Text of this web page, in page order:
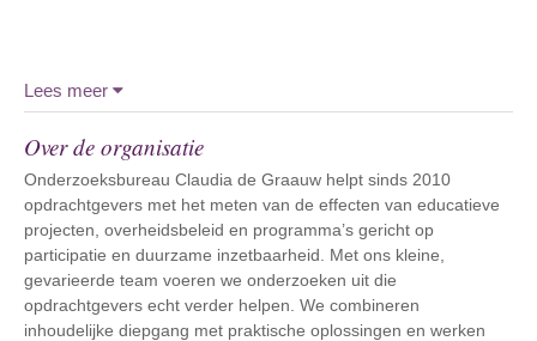
Lees meer
Over de organisatie
Onderzoeksbureau Claudia de Graauw helpt sinds 2010
opdrachtgevers met het meten van de effecten van educatieve
projecten, overheidsbeleid en programma’s gericht op
participatie en duurzame inzetbaarheid. Met ons kleine,
gevarieerde team voeren we onderzoeken uit die
opdrachtgevers echt verder helpen. We combineren
inhoudelijke diepgang met praktische oplossingen en werken